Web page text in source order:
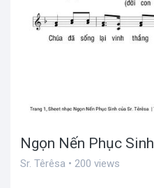
Ngọn Nến Phục Sinh
Sr. Têrêsa • 200 views